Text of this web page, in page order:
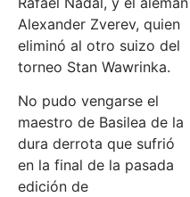
Alexander Zverev, quien
eliminó al otro suizo del
torneo Stan Wawrinka.
No pudo vengarse el
maestro de Basilea de la
dura derrota que sufrió
en la final de la pasada
edición de